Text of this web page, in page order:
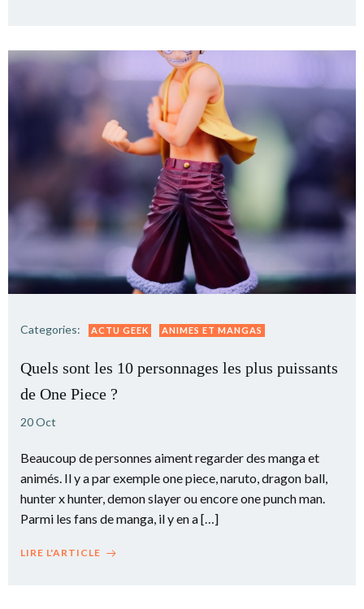
Categories: ACTU GEEK ANIMES ET MANGAS
Quels sont les 10 personnages les plus puissants
de One Piece ?
20 Oct
Beaucoup de personnes aiment regarder des manga et
animés. Il y a par exemple one piece, naruto, dragon ball,
hunter x hunter, demon slayer ou encore one punch man.
Parmi les fans de manga, il y en a […]
LIRE L'ARTICLE